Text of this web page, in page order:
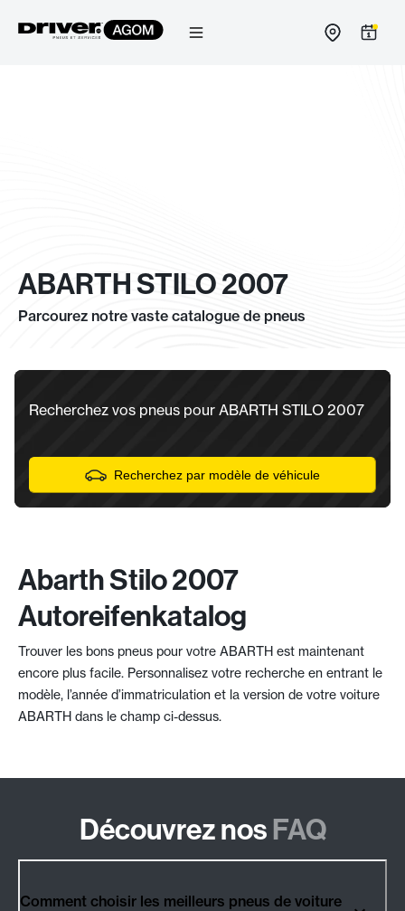
ABARTH STILO 2007
Parcourez notre vaste catalogue de pneus
Recherchez vos pneus pour ABARTH STILO 2007
Recherchez par modèle de véhicule
Abarth Stilo 2007
Autoreifenkatalog
Trouver les bons pneus pour votre ABARTH est maintenant
encore plus facile. Personnalisez votre recherche en entrant le
modèle, l’année d’immatriculation et la version de votre voiture
ABARTH dans le champ ci-dessus.
Découvrez nosFAQ
Comment choisir les meilleurs pneus de voiture